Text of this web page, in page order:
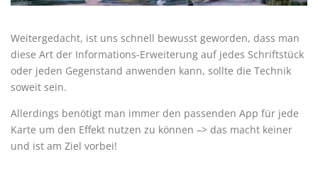
Weitergedacht, ist uns schnell bewusst geworden, dass man
diese Art der Informations-Erweiterung auf jedes Schriftstück
oder jeden Gegenstand anwenden kann, sollte die Technik
soweit sein.
Allerdings benötigt man immer den passenden App für jede
Karte um den Effekt nutzen zu können –> das macht keiner
und ist am Ziel vorbei!